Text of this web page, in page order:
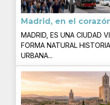
Madrid, en el
MADRID, ES UNA CIUDAD
FORMA NATURAL
URBANA...